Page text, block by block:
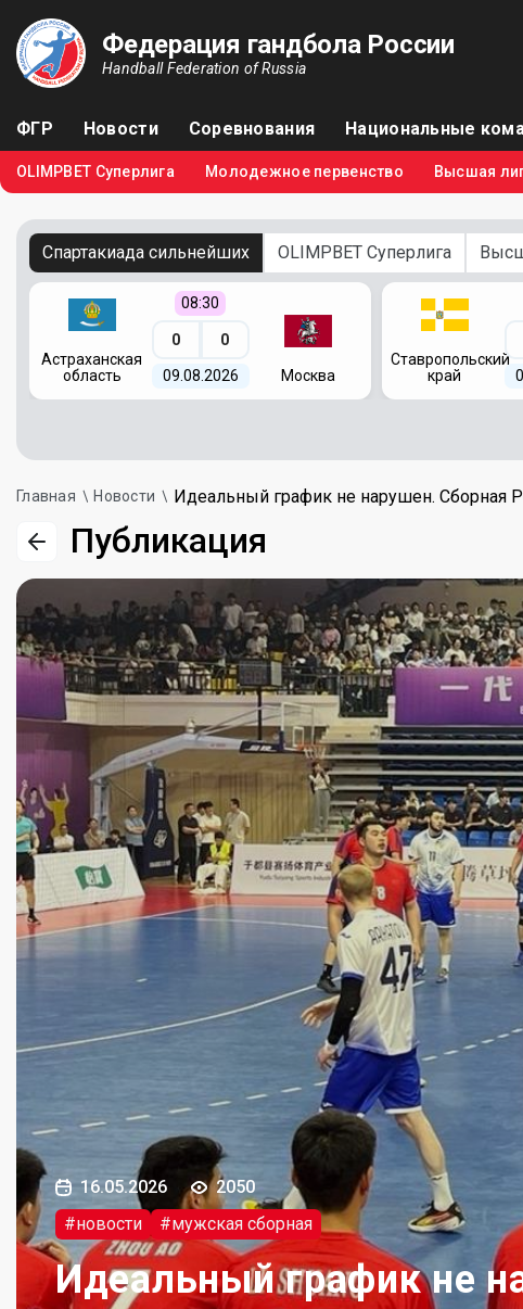
Федерация гандбола России
Handball Federation of Russia
ФГР Новости Соревнования Национальные
OLIMPBET Суперлига Молодежное первенство Высшая
Спартакиада сильнейших OLIMPBET Суперлига
Астраханская
область
08:30
0 0
09.08.2026 Москва
Ставропольский
край
Главная Новости Идеальный график не нарушен. Сборная
Публикация
16.05.2026
2050
#новости
#мужская сборная
Идеальный график не